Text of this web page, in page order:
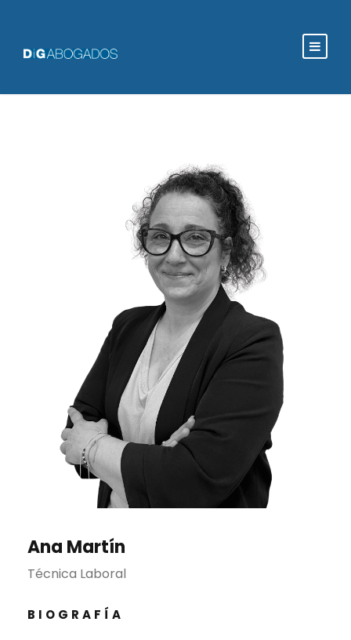
Ana Martín
Técnica Laboral
BIOGRAFÍA